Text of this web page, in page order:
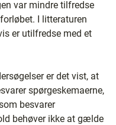
var mindre tilfredse
I litteraturen
er utilfredse med et
er det vist, at
spørgeskemaerne,
besvarer
behøver ikke at gælde